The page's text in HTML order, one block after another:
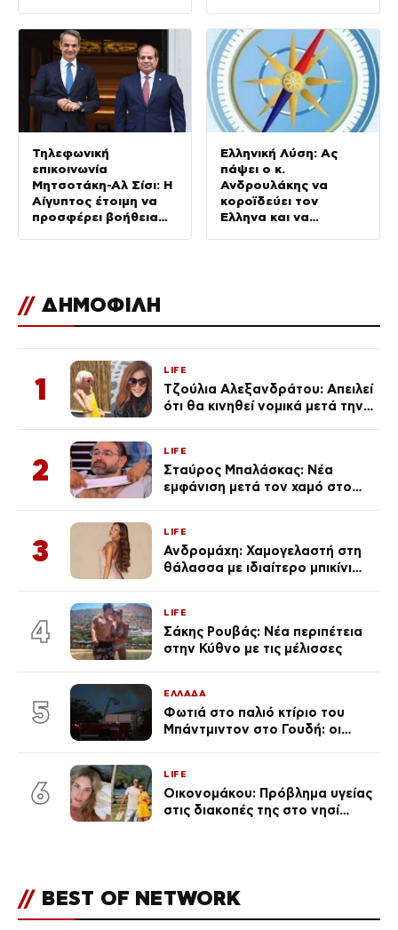
Τηλεφωνική
επικοινωνία
Μητσοτάκη-Αλ Σίσι: Η
Αίγυπτος έτοιμη να
προσφέρει βοήθεια
Ελληνική Λύση: Ας
πάψει ο κ.
Ανδρουλάκης να
κοροϊδεύει τον
Έλληνα και να
// ΔΗΜΟΦΙΛΗ
1
LIFE
Τζούλια Αλεξανδράτου: Απειλεί
ότι θα κινηθεί νομικά μετά την
2
LIFE
Σταύρος Μπαλάσκας: Νέα
εμφάνιση μετά τον χαμό στο
3
LIFE
Ανδρομάχη: Χαμογελαστή στη
θάλασσα με ιδιαίτερο μπικίνι
4
LIFE
Σάκης Ρουβάς: Νέα περιπέτεια
στην Κύθνο με τις μέλισσες
5
ΕΛΛΑΔΑ
Φωτιά στο παλιό κτίριο του
Μπάντμιντον στο Γουδή: οι
πλήθος ελλείψεων και σοβαρών
κενών»
6
LIFE
Οικονομάκου: Πρόβλημα υγείας
στις διακοπές της στο νησί
// BEST OF NETWORK